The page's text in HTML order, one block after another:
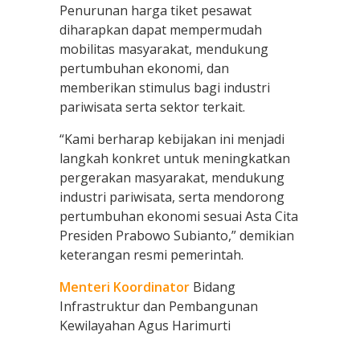
Penurunan harga tiket pesawat
diharapkan dapat mempermudah
mobilitas masyarakat, mendukung
pertumbuhan ekonomi, dan
memberikan stimulus bagi industri
pariwisata serta sektor terkait.
“Kami berharap kebijakan ini menjadi
langkah konkret untuk meningkatkan
pergerakan masyarakat, mendukung
industri pariwisata, serta mendorong
pertumbuhan ekonomi sesuai Asta Cita
Presiden Prabowo Subianto,” demikian
keterangan resmi pemerintah.
Menteri Koordinator Bidang
Infrastruktur dan Pembangunan
Kewilayahan Agus Harimurti